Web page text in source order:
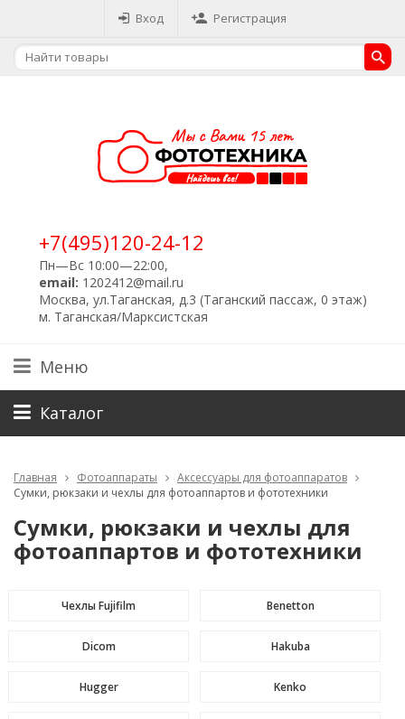
Вход Регистрация
+7(495)120-24-12
Пн—Вс 10:00—22:00,
email: 1202412@mail.ru
Москва, ул.Таганская, д.3 (Таганский пассаж, 0 этаж)
м. Таганская/Марксистская
Меню
Каталог
Главная Фотоаппараты
Аксессуары для фотоаппаратов
Сумки, рюкзаки и чехлы для фотоаппартов и фототехники
Сумки, рюкзаки и чехлы для
фотоаппартов и фототехники
Чехлы Fujifilm Benetton
Dicom Hakuba
Hugger Kenko